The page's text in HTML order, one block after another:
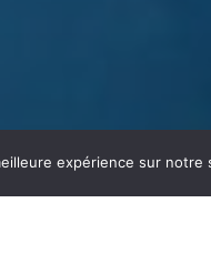
expérience sur